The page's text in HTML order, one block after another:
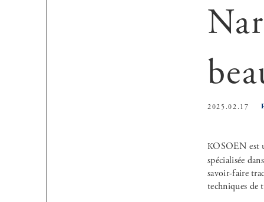
2025.02.17
KOSOEN est un atelier de teinture à l’indigo fondé en 1989 par Murata Dyeing INDUSTRY, une entreprise
spécialisée
savoir-faire
techniques de